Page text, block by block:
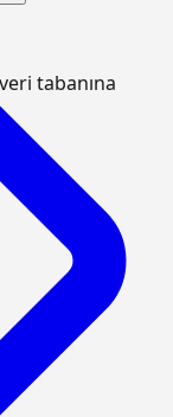
tabanına